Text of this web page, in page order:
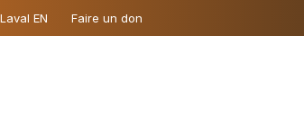
EN Faire un don